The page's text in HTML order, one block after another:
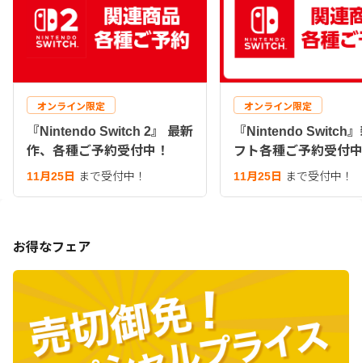
オンライン限定
『Nintendo Switch 2』 最新
作、各種ご予約受付中！
11月25日 まで受付中！
オンライン限定
『Nintendo Switch
フト各種ご予約受付
11月25日 まで受付中！
お得なフェア